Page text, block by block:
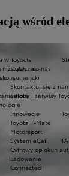
w Toyocie
Dołącz do nas
Skontaktuj się z
Salony i serwisy
Innowacje
Toyota T-Mate
Motorsport
System eCall
Cyfrowy opiekun
Ładowanie
Connected
niższych rat
konsumencki
flotą
wśród